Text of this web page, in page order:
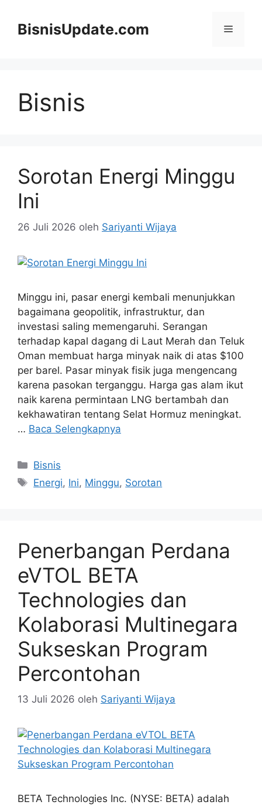
BisnisUpdate.com Menu
Bisnis
Sorotan Energi Minggu
Ini
26 Juli 2026 oleh Sariyanti Wijaya
Minggu ini, pasar energi kembali menunjukkan
bagaimana geopolitik, infrastruktur, dan
investasi saling memengaruhi. Serangan
terhadap kapal dagang di Laut Merah dan Teluk
Oman membuat harga minyak naik di atas $100
per barel. Pasar minyak fisik juga mengencang
karena pasokan terganggu. Harga gas alam ikut
naik karena permintaan LNG bertambah dan
kekhawatiran tentang Selat Hormuz meningkat.
… Baca Selengkapnya
Kategori
Bisnis
Tag
Energi, Ini, Minggu, Sorotan
Penerbangan Perdana
eVTOL BETA
Technologies dan
Kolaborasi Multinegara
Sukseskan Program
Percontohan
13 Juli 2026 oleh Sariyanti Wijaya
BETA Technologies Inc. (NYSE: BETA) adalah